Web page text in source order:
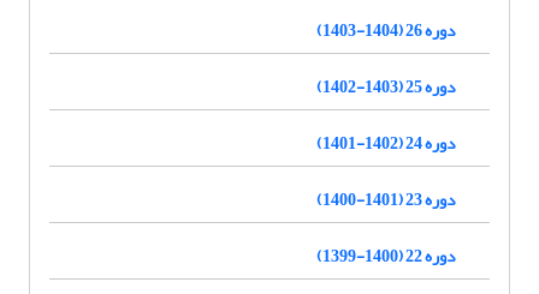
دوره 26 (1404-1403)
دوره 25 (1403-1402)
دوره 24 (1402-1401)
دوره 23 (1401-1400)
دوره 22 (1400-1399)